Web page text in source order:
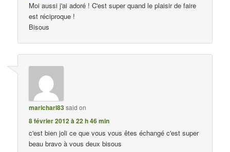
Moi aussi j'ai adoré ! C'est super quand le plaisir de faire
est réciproque !
Bisous
maricharl83said on
8 février 2012 à 22 h 46 min
c'est bien joli ce que vous vous êtes échangé c'est super
beau bravo à vous deux bisous